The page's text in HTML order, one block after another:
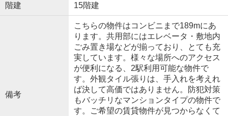
階建 15階建
備考
こちらの物件はコンビニまで189mにあ
ります。共用部にはエレベータ・敷地内
ごみ置き場などが揃っており、とても充
実しています。様々な場所へのアクセス
が便利になる、2駅利用可能な物件で
す。外観タイル張りは、手入れを考えれ
ば決して高価ではありません。防犯対策
もバッチリなマンションタイプの物件で
す。ご希望の賃貸物件が見つからなくて